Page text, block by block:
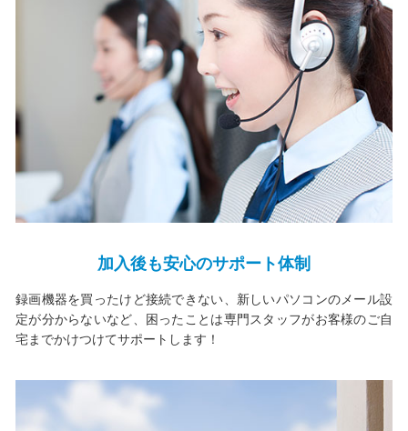
加入後も安心のサポート体制
録画機器を買ったけど接続できない、新しいパソコンのメール設
定が分からないなど、困ったことは専門スタッフがお客様のご自
宅までかけつけてサポートします！